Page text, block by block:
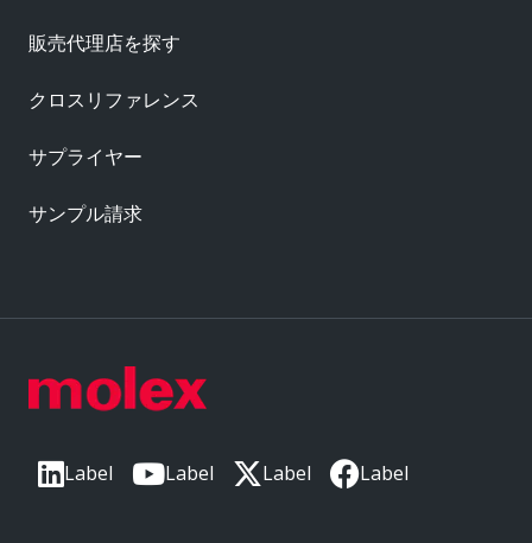
Label Label Label Label
販売代理店を探す
クロスリファレンス
サプライヤー
サンプル請求